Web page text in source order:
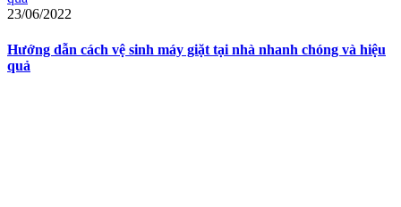
23/06/2022
Hướng dẫn cách vệ sinh máy giặt tại nhà nhanh chóng và hiệu
quả